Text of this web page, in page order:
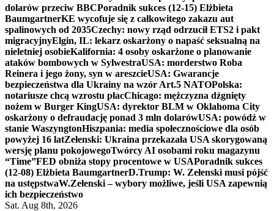
dolarów przeciw BBCPoradnik sukces (12-15) Elżbieta
BaumgartnerKE wycofuje się z całkowitego zakazu aut
spalinowych od 2035Czechy: nowy rząd odrzucił ETS2 i pakt
migracyjnyElgin, IL: lekarz oskarżony o napaść seksualną na
nieletniej osobieKalifornia: 4 osoby oskarżone o planowanie
ataków bombowych w SylwestraUSA: morderstwo Roba
Reinera i jego żony, syn w areszcieUSA: Gwarancje
bezpieczeństwa dla Ukrainy na wzór Art.5 NATOPolska:
notariusze chcą wzrostu płacChicago: mężczyzna dźgnięty
nożem w Burger KingUSA: dyrektor BLM w Oklahoma City
oskarżony o defraudację ponad 3 mln dolarówUSA: powódź w
stanie WaszyngtonHiszpania: media społecznościowe dla osób
powyżej 16 latZełenski: Ukraina przekazała USA skorygowaną
wersję planu pokojowegoTwórcy AI osobami roku magazynu
“Time”FED obniża stopy procentowe w USAPoradnik sukces
(12-08) Elżbieta BaumgartnerD.Trump: W. Zełenski musi pójść
na ustępstwaW.Zełenski – wybory możliwe, jeśli USA zapewnią
ich bezpieczeństwo
Sat. Aug 8th, 2026